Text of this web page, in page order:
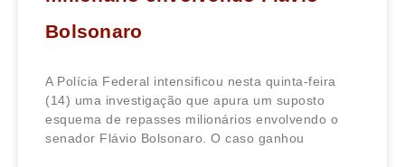
Bolsonaro
A Polícia Federal intensificou nesta quinta-feira
(14) uma investigação que apura um suposto
esquema de repasses milionários envolvendo o
senador Flávio Bolsonaro. O caso ganhou